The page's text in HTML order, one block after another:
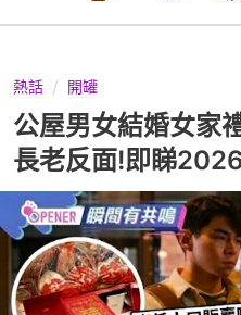
熱話 開罐
公屋男女結婚女
長老反面!即睇